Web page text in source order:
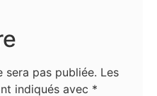
sera pas publiée. Les
indiqués avec *